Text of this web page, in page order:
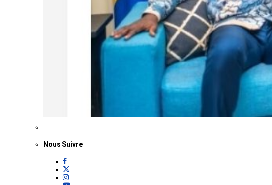
Nous Suivre